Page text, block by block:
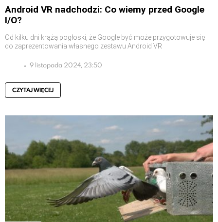
Android VR nadchodzi: Co wiemy przed Google
I/O?
Od kilku dni krążą pogłoski, że Google być może przygotowuje się
do zaprezentowania własnego zestawu Android VR
9 listopada 2024, 23:50
CZYTAJ WIĘCEJ